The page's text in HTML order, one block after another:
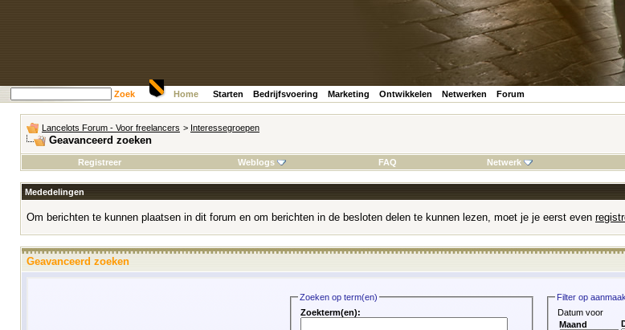
Zoek Home Starten Bedrijfsvoering Marketing Ontwikkelen Netwerken Forum
Lancelots Forum - Voor freelancers > Interessegroepen
Geavanceerd zoeken
Registreer
Weblogs FAQ Netwerk
Mededelingen
Om berichten te kunnen plaatsen in dit forum en om berichten in de besloten delen te kunnen lezen, moet je je eerst even
Geavanceerd zoeken
Zoeken op term(en)
Zoekterm(en):
Filter op
Datum voor
Maand